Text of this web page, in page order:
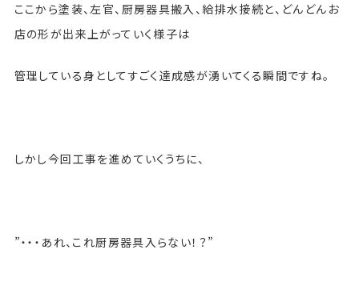
ここから塗装、左官、厨房器具搬入、給排水接続と、どんどんお
店の形が出来上がっていく様子は
管理している身としてすごく達成感が湧いてくる瞬間ですね。
しかし今回工事を進めていくうちに、
”・・・あれ、これ厨房器具入らない！？”